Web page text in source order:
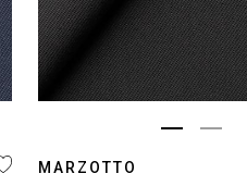
MARZOTTO